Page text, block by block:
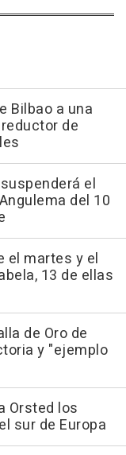
Bilbao a una
de
el
del 10
el martes y el
13 de ellas
de Oro de
y "ejemplo
Orsted los
sur de Europa